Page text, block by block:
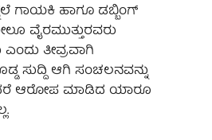
ಗಾಯಕಿ ಹಾಗೂ ಡಬ್ಬಿಂಗ್
ವೈರಮುತ್ತುರವರು
ತೀವ್ರವಾಗಿ
ಸುದ್ದಿ ಆಗಿ ಸಂಚಲನವನ್ನು
ಆದರೆ ಆರೋಪ ಮಾಡಿದ ಯಾರೂ